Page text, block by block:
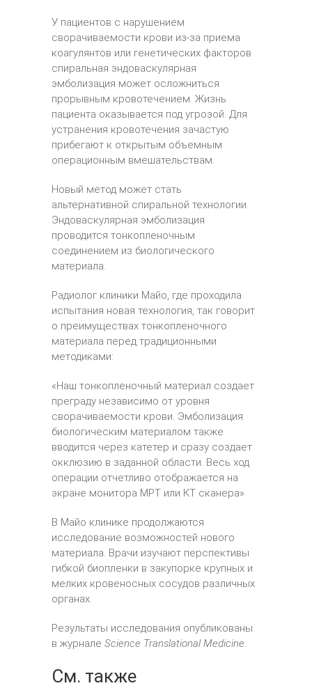
У пациентов с нарушением
сворачиваемости крови из-за приема
коагулянтов или генетических факторов
спиральная эндоваскулярная
эмболизация может осложниться
прорывным кровотечением. Жизнь
пациента оказывается под угрозой. Для
устранения кровотечения зачастую
прибегают к открытым объемным
операционным вмешательствам.
Новый метод может стать
альтернативной спиральной технологии.
Эндоваскулярная эмболизация
проводится тонкопленочным
соединением из биологического
материала.
Радиолог клиники Майо, где проходила
испытания новая технология, так говорит
о преимуществах тонкопленочного
материала перед традиционными
методиками:
«Наш тонкопленочный материал создает
преграду независимо от уровня
сворачиваемости крови. Эмболизация
биологическим материалом также
вводится через катетер и сразу создает
окклюзию в заданной области. Весь ход
операции отчетливо отображается на
экране монитора МРТ или КТ сканера».
В Майо клинике продолжаются
исследование возможностей нового
материала. Врачи изучают перспективы
гибкой биопленки в закупорке крупных и
мелких кровеносных сосудов различных
органах.
Результаты исследования опубликованы
в журнале Science Translational Medicine.
См. также